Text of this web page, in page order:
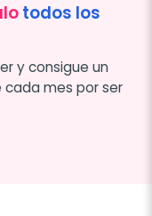
todos los
y consigue un
mes por ser